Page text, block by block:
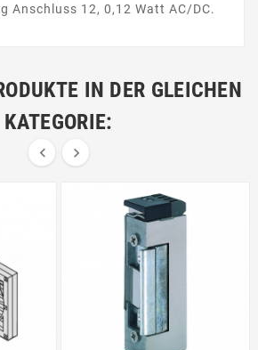
Anschluss 12, 0,12 Watt AC/DC.
IN DER GLEICHEN
KATEGORIE:
 